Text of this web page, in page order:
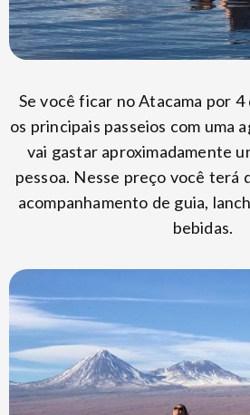
Se você ficar no Atacama por
os principais passeios com uma
vai gastar aproximadamente
pessoa. Nesse preço você terá
acompanhamento de guia,
bebidas.